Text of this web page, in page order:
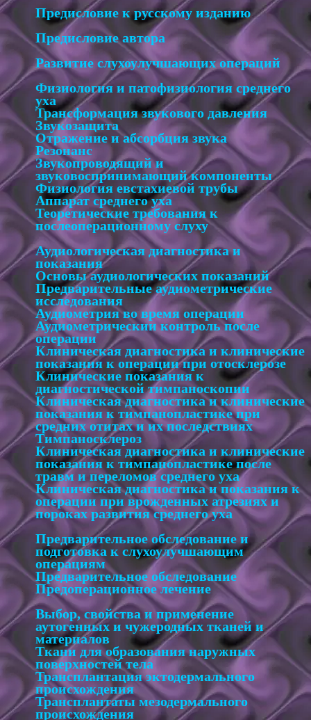
Предисловие к русскому изданию
Предисловие автора
Развитие слухоулучшающих операций
Физиология и патофизиология среднего
уха
Трансформация звукового давления
Звукозащита
Отражение и абсорбция звука
Резонанс
Звукопроводящий и
звуковоспринимающий компоненты
Физиология евстахиевой трубы
Аппарат среднего уха
Теоретические требования к
послеоперационному слуху
Аудиологическая диагностика и
показания
Основы аудиологических показаний
Предварительные аудиометрические
исследования
Аудиометрия во время операции
Аудиометрическии контроль после
операции
Клиническая диагностика и клинические
показания к операции при отосклерозе
Клинические показания к
диагностической тимпаноскопии
Клиническая диагностика и клинические
показания к тимпанопластике при
средних отитах и их последствиях
Тимпаносклероз
Клиническая диагностика и клинические
показания к тимпанопластике после
травм и переломов среднего уха
Клиническая диагностика и показания к
операции при врожденных атрезиях и
пороках развития среднего уха
Предварительное обследование и
подготовка к слухоулучшающим
операциям
Предварительное обследование
Предоперационное лечение
Выбор, свойства и применение
аутогенных и чужеродных тканей и
материалов
Ткани для образования наружных
поверхностей тела
Трансплантация эктодермального
происхождения
Трансплантаты мезодермального
происхождения